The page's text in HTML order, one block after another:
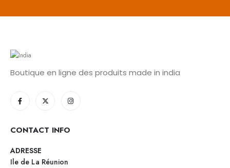
Boutique en ligne des produits made in india
CONTACT INFO
ADRESSE
Ile de La Réunion